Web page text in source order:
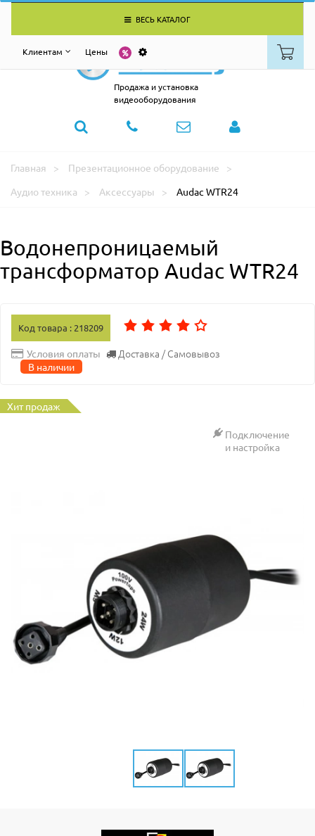
ВЕСЬ КАТАЛОГ
Клиентам Цены
Продажа и установка
видеооборудования
Главная
Презентационное оборудование
Аудио техника
Аксессуары Audac WTR24
Водонепроницаемый
трансформатор Audac WTR24
Код товара : 218209
Условия оплаты Доставка / Самовывоз
В наличии
Хит продаж
Подключение
и настройка